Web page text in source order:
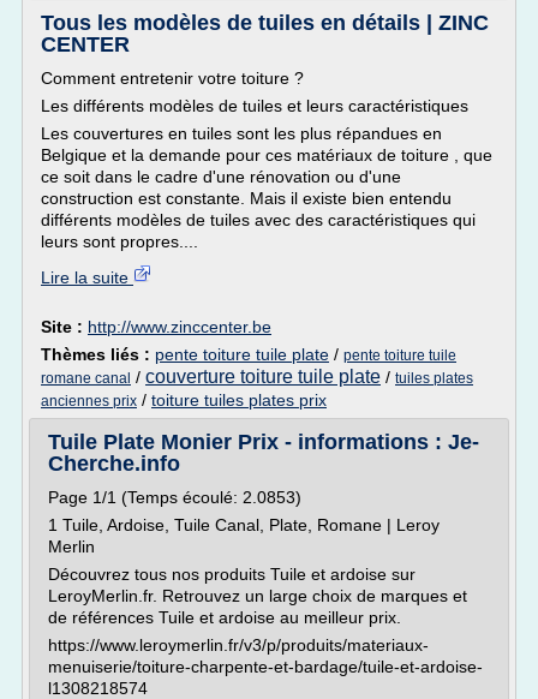
Tous les modèles de tuiles en détails | ZINC
CENTER
Comment entretenir votre toiture ?
Les différents modèles de tuiles et leurs caractéristiques
Les couvertures en tuiles sont les plus répandues en
Belgique et la demande pour ces matériaux de toiture , que
ce soit dans le cadre d'une rénovation ou d'une
construction est constante. Mais il existe bien entendu
différents modèles de tuiles avec des caractéristiques qui
leurs sont propres....
Lire la suite
Site : http://www.zinccenter.be
Thèmes liés : pente toiture tuile plate / pente toiture tuile
romane canal / couverture toiture tuile plate / tuiles plates
anciennes prix / toiture tuiles plates prix
Tuile Plate Monier Prix - informations : Je-
Cherche.info
Page 1/1 (Temps écoulé: 2.0853)
1 Tuile, Ardoise, Tuile Canal, Plate, Romane | Leroy
Merlin
Découvrez tous nos produits Tuile et ardoise sur
LeroyMerlin.fr. Retrouvez un large choix de marques et
de références Tuile et ardoise au meilleur prix.
https://www.leroymerlin.fr/v3/p/produits/materiaux-
menuiserie/toiture-charpente-et-bardage/tuile-et-ardoise-
l1308218574